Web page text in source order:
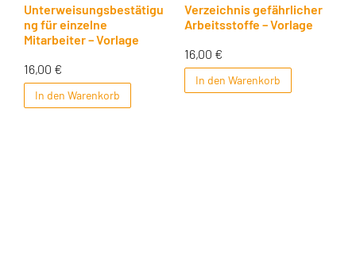
Unterweisungsbestätigu
ng für einzelne
Mitarbeiter – Vorlage
16,00 €
In den Warenkorb
Verzeichnis gefährlicher
Arbeitsstoffe – Vorlage
16,00 €
In den Warenkorb